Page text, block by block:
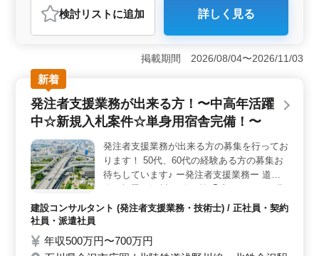
募お待ちしております
おすすめポイント
＜経験豊富な技術者必見！道路案件の発注者支援業務
＞ 50代以上の経験豊富な技術者の方々に、道路案件の
発注者支援業務のチャンスです。一般道路や高速道路、
地下駐車場など、幅広い案件に携わり、調査から設計ま
でを担当します。交通量推計や事業評価、渋滞や事故調
査など、高度な業務に取り組むことができます。 ＜
女性の方も大歓迎！働きやすい環境＞ 駅チカの事務所
費の支給や全国単身赴任の可能性もあり、女性の方も活
躍しやすい環境です。CAD操作の経験があれば尚可です
が、ブランクがあっても構いません。 ＜経験20年以
上の方への特別待遇あり＞ 設計経験が20年以上の方に
は、給与面での特別待遇をご用意しています。豊富な経
験とスキルを活かし、更なるキャリアアップを目指す方
に最適な環境です。是非、お気軽にご応募ください。
検討リスト に追加 詳しく見る
掲載期間 2026/08/04〜2026/11/03
新着
発注者支援業務が出来る方！〜中高年活躍
中☆新規入札案件☆単身用宿舎完備！〜
発注者支援業務が出来る方の募集を行ってお
ります！ 50代、60代の経験ある方の募集お
待ちしています♪ ー発注者支援業務ー 道
陸地方全域案件ございます！！◯ 【業務内
積算、設計変更 ・現場での打ち合わせ、
建設コンサルタント (発注者支援業務・技術士) / 正社員・契約
社員・派遣社員
年収500万円〜700万円